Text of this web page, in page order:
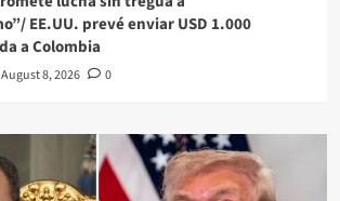
EE.UU. prevé enviar USD 1.000
a Colombia
August 8, 2026 0